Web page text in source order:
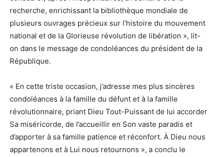
recherche, enrichissant la bibliothèque mondiale de
plusieurs ouvrages précieux sur l’histoire du mouvement
national et de la Glorieuse révolution de libération », lit-
on dans le message de condoléances du président de la
République.
« En cette triste occasion, j’adresse mes plus sincères
condoléances à la famille du défunt et à la famille
révolutionnaire, priant Dieu Tout-Puissant de lui accorder
Sa miséricorde, de l’accueillir en Son vaste paradis et
d’apporter à sa famille patience et réconfort. À Dieu nous
appartenons et à Lui nous retournons », a conclu le